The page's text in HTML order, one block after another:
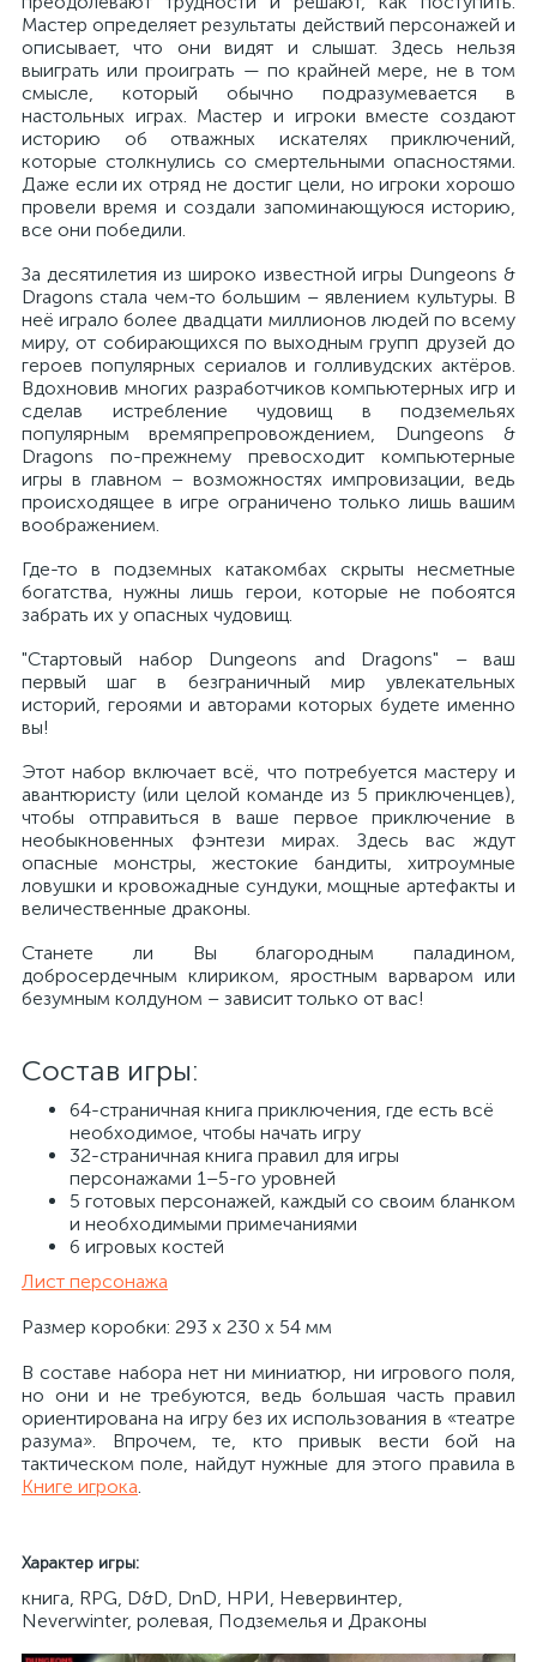
Мастер определяет результаты действий персонажей и
описывает, что они видят и слышат. Здесь нельзя
выиграть или проиграть — по крайней мере, не в том
смысле, который обычно подразумевается в
настольных играх. Мастер и игроки вместе создают
историю об отважных искателях приключений,
которые столкнулись со смертельными опасностями.
Даже если их отряд не достиг цели, но игроки хорошо
провели время и создали запоминающуюся историю,
все они победили.
За десятилетия из широко известной игры Dungeons &
Dragons стала чем-то большим – явлением культуры. В
неё играло более двадцати миллионов людей по всему
миру, от собирающихся по выходным групп друзей до
героев популярных сериалов и голливудских актёров.
Вдохновив многих разработчиков компьютерных игр и
сделав истребление чудовищ в подземельях
популярным времяпрепровождением, Dungeons &
Dragons по-прежнему превосходит компьютерные
игры в главном – возможностях импровизации, ведь
происходящее в игре ограничено только лишь вашим
воображением.
Где-то в подземных катакомбах скрыты несметные
богатства, нужны лишь герои, которые не побоятся
забрать их у опасных чудовищ.
"Стартовый набор Dungeons and Dragons" – ваш
первый шаг в безграничный мир увлекательных
историй, героями и авторами которых будете именно
вы!
Этот набор включает всё, что потребуется мастеру и
авантюристу (или целой команде из 5 приключенцев),
чтобы отправиться в ваше первое приключение в
необыкновенных фэнтези мирах. Здесь вас ждут
опасные монстры, жестокие бандиты, хитроумные
ловушки и кровожадные сундуки, мощные артефакты и
величественные драконы.
Станете ли Вы благородным паладином,
добросердечным клириком, яростным варваром или
безумным колдуном – зависит только от вас!
Состав игры:
64-страничная книга приключения, где есть всё
необходимое, чтобы начать игру
32-страничная книга правил для игры
персонажами 1–5-го уровней
5 готовых персонажей, каждый со своим бланком
и необходимыми примечаниями
6 игровых костей
Лист персонажа
Размер коробки: 293 x 230 x 54 мм
В составе набора нет ни миниатюр, ни игрового поля,
но они и не требуются, ведь большая часть правил
ориентирована на игру без их использования в «театре
разума». Впрочем, те, кто привык вести бой на
тактическом поле, найдут нужные для этого правила в
Книге игрока.
Характер игры:
книга, RPG, D&D, DnD, НРИ, Невервинтер,
Neverwinter, ролевая, Подземелья и Драконы